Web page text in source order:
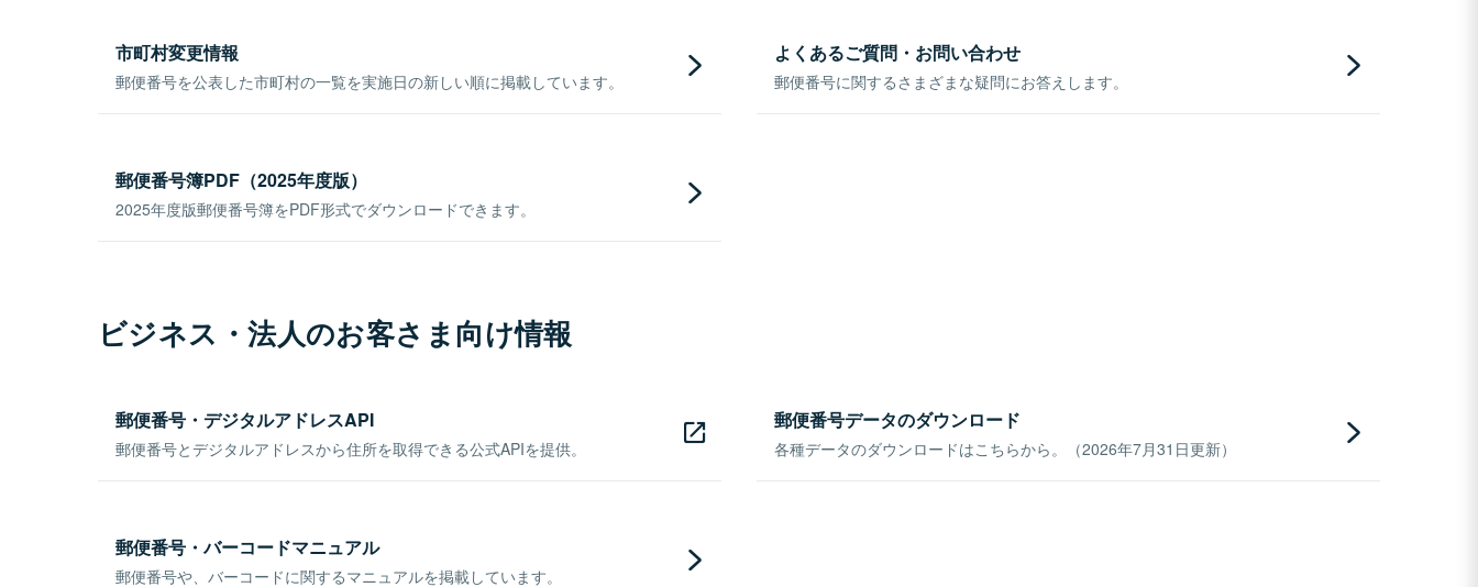
市町村変更情報
郵便番号を公表した市町村の一覧を実施日の新しい順に掲載しています。
よくあるご質問・お問い合わせ
郵便番号に関するさまざまな疑問にお答えします。
郵便番号簿PDF（2025年度版）
2025年度版郵便番号簿をPDF形式でダウンロードできます。
ビジネス・法人のお客さま向け情報
郵便番号・デジタルアドレスAPI
郵便番号とデジタルアドレスから住所を取得できる公式APIを提供。
郵便番号データのダウンロード
各種データのダウンロードはこちらから。（2026年7月31日更新）
郵便番号・バーコードマニュアル
郵便番号や、バーコードに関するマニュアルを掲載しています。